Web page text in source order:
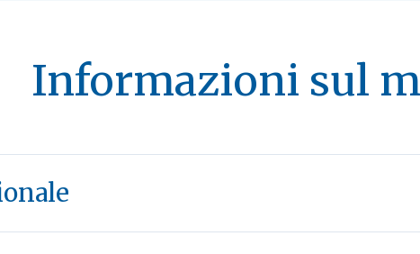
Informazioni sul